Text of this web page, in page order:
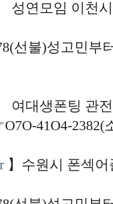
성연모임 이천
선불)성고민부
여대생폰팅 관
41O4-
】수원시 폰섹